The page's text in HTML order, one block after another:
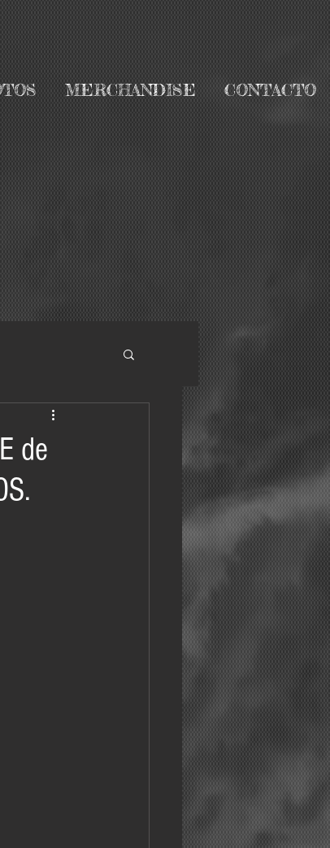
MERCHANDISE CONTACTO
de